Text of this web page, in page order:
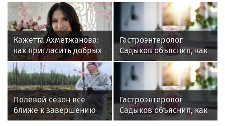
Кажетта Ахметжанова:
как пригласить добрых
духов в новый дом
Гастроэнтеролог
Садыков объяснил, как
сахар в рационе
ускоряет изнашивание
тканей
Полевой сезон все
ближе к завершению
Гастроэнтеролог
Садыков объяснил, как
сахар в рационе